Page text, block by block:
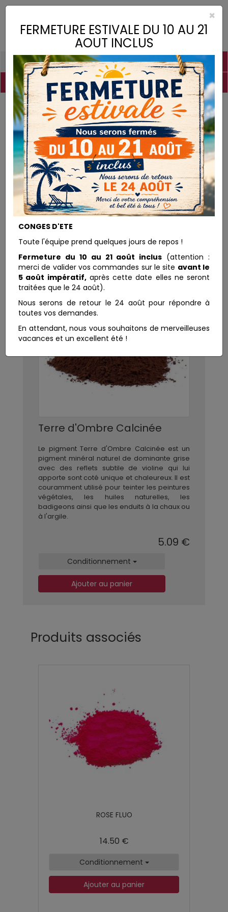
Toggle
PIGMENTS CHAUX CHARGES LIANTS
COLLES DROGUERIE MATÉRIEL DESTOCKAGE
Pigments Terre d'Ombre Calcinée
PIGMENTS
Terre d'Ombre Calcinée
Le pigment Terre d'Ombre Calcinée est un
pigment minéral naturel de dominante grise
avec des reflets subtile de violine qui lui
apporte sont coté unique et chaleureux. Il est
couramment utilisé pour teinter les peintures
végétales, les huiles naturelles, les
badigeons ainsi que les enduits à la chaux ou
à l'argile.
5.09 €
Conditionnement
Ajouter au panier
Produits associés
ROSE FLUO
14.50 €
Conditionnement
Ajouter au panier
×
FERMETURE ESTIVALE DU 10 AU 21
AOUT INCLUS
CONGES D'ETE
Toute l'équipe prend quelques jours de repos !
Fermeture du 10 au 21 août inclus (attention :
merci de valider vos commandes sur le site avant le
5 août impératif,après cette date elles ne seront
traitées que le 24 août).
Nous serons de retour le 24 août pour répondre à
toutes vos demandes.
En attendant, nous vous souhaitons de merveilleuses
vacances et un excellent été !